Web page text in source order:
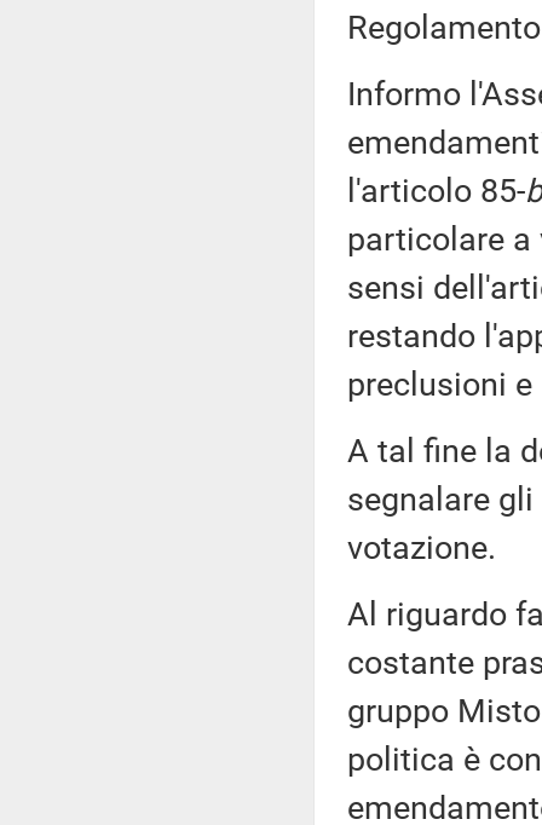
Informo
l'articolo 85-
particolare a
sensi
restando
preclusioni
A tal fine la
segnalare
votazione.
Al riguardo
costante
gruppo
politica è